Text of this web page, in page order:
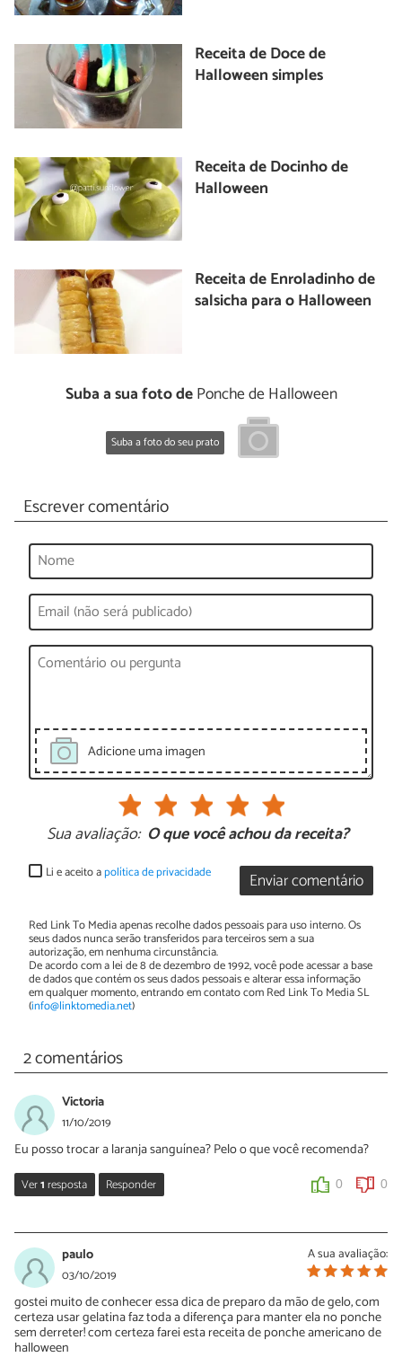
Receita de Doce de
Halloween simples
Receita de Docinho de
Halloween
Receita de Enroladinho de
salsicha para o Halloween
Suba a sua foto dePonche de Halloween
Suba a foto do seu prato
Escrever comentário
Adicione uma imagen
Sua avaliação: O que você achou da receita?
Enviar comentário
Li e aceito apolítica de privacidade
Red Link To Media apenas recolhe dados pessoais para uso interno. Os
seus dados nunca serão transferidos para terceiros sem a sua
autorização, em nenhuma circunstância.
De acordo com a lei de 8 de dezembro de 1992, você pode acessar a base
de dados que contém os seus dados pessoais e alterar essa informação
em qualquer momento, entrando em contato com Red Link To Media SL
(info@linktomedia.net)
2 comentários
Victoria
11/10/2019
Eu posso trocar a laranja sanguínea? Pelo o que você recomenda?
Ver1resposta Responder 0 0
14/10/2019
Oi Victoria, sugerimos usar laranja sanguínea somente pela cor
dela. Você pode substituir por laranja comum 🙂 Experimente e
suba foto do seu ponche pronto!
0 0
A sua avaliação:
paulo
03/10/2019
gostei muito de conhecer essa dica de preparo da mão de gelo, com
certeza usar gelatina faz toda a diferença para manter ela no ponche
sem derreter! com certeza farei esta receita de ponche americano de
halloween